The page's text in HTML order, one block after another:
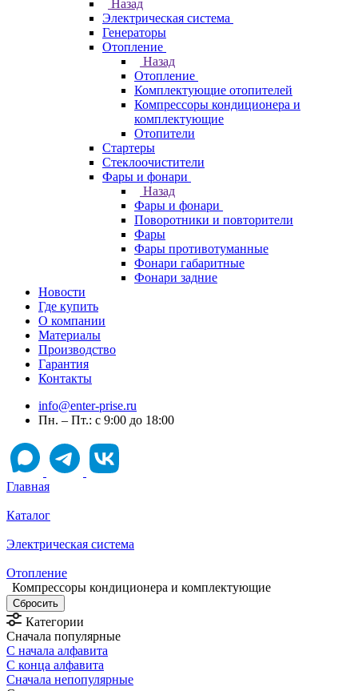
Назад
Электрическая система
Генераторы
Отопление
Назад
Отопление
Комплектующие отопителей
Компрессоры кондиционера и
комплектующие
Отопители
Стартеры
Стеклоочистители
Фары и фонари
Назад
Фары и фонари
Поворотники и повторители
Фары
Фары противотуманные
Фонари габаритные
Фонари задние
Новости
Где купить
О компании
Материалы
Производство
Гарантия
Контакты
info@enter-prise.ru
Пн. – Пт.: с 9:00 до 18:00
Главная
Каталог
Электрическая система
Отопление
Компрессоры кондиционера и комплектующие
Категории
Сначала популярные
С начала алфавита
С конца алфавита
Сначала непопулярные